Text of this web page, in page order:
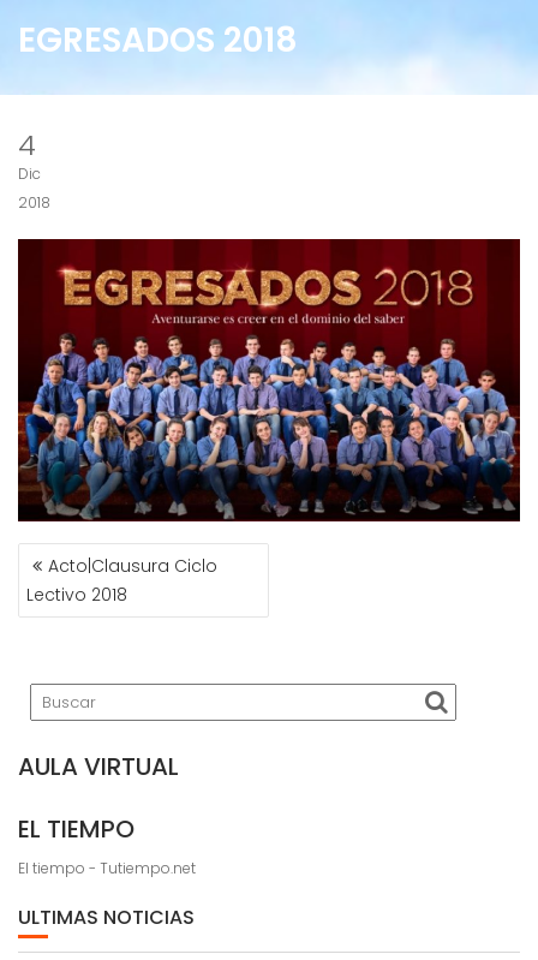
EGRESADOS 2018
4
Dic
2018
NAVEGACIÓN
DE
ENTRADAS
Acto|Clausura Ciclo
Lectivo 2018
AULA VIRTUAL
EL TIEMPO
El tiempo - Tutiempo.net
ULTIMAS NOTICIAS